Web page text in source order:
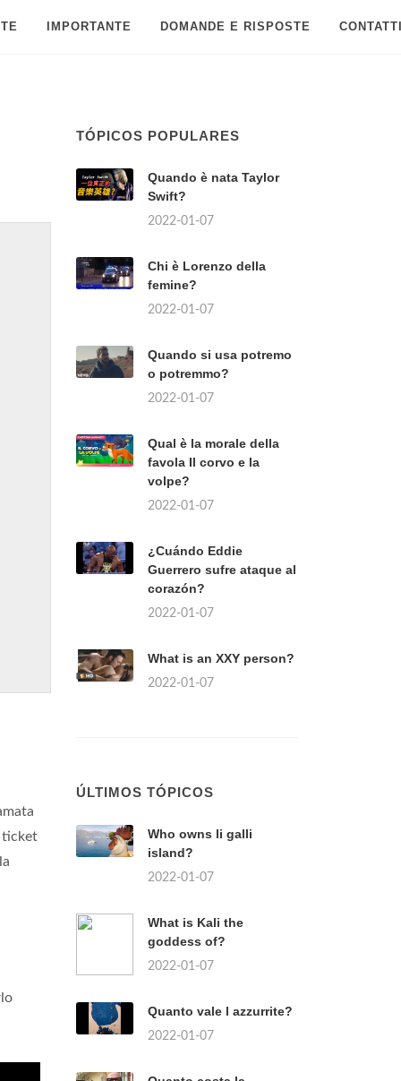
IMPORTANTE DOMANDE E RISPOSTE
ticket
TÓPICOS POPULARES
Quando è nata Taylor
Swift?
2022-01-07
Chi è Lorenzo della
femine?
2022-01-07
Quando si usa potremo
o potremmo?
2022-01-07
Qual è la morale della
favola Il corvo e la
volpe?
2022-01-07
¿Cuándo Eddie
Guerrero sufre ataque al
corazón?
2022-01-07
What is an XXY person?
2022-01-07
ÚLTIMOS TÓPICOS
Who owns li galli
island?
2022-01-07
What is Kali the
goddess of?
2022-01-07
Quanto vale l azzurrite?
2022-01-07